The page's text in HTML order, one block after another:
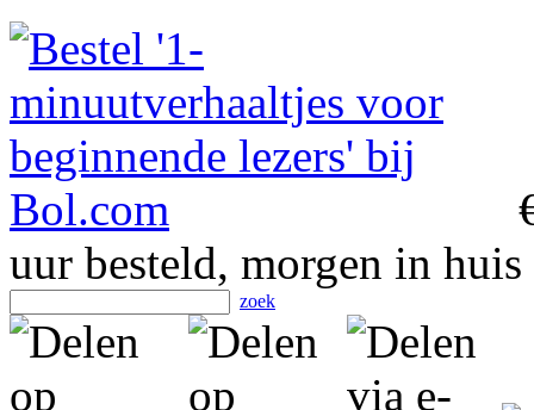
uur besteld, morgen in huis
zoek